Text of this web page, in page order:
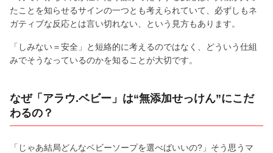
たことを知らせるサインの一つとも考えられていて、必ずしもネ
ガティブな反応とは言い切れない、という見方もあります。
「しみない＝安全」と短絡的に考えるのではなく、どういう仕組
みでそうなっているのかを知ることが大切です。
なぜ「アラウ.ベビー」は“無添加せっけん”にこだ
わるの？
「じゃあ結局どんなベビーソープを選べばいいの?」そう思うマ